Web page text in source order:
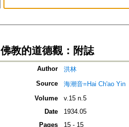
佛教的道德觀：附誌
Author
洪林
Source
海潮音=Hai Ch'ao Yin
Volume
v.15 n.5
Date
1934.05
Pages
15 - 15